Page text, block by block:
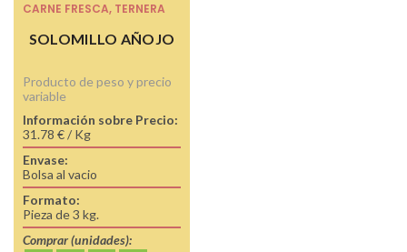
CARNE FRESCA, TERNERA
SOLOMILLO AÑOJO
Producto de peso y precio
variable
Información sobre Precio:
31.78 € / Kg
Envase:
Bolsa al vacio
Formato:
Pieza de 3 kg.
Comprar (unidades):